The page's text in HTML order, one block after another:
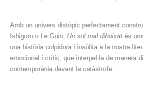
Amb un univers distòpic perfectament
Ishiguro o Le Guin, Un sol mal dibuixat és
una història colpidora i insòlita a la nostra
emocional i crític, que interpel·la de manera
contemporània davant la catàstrofe.